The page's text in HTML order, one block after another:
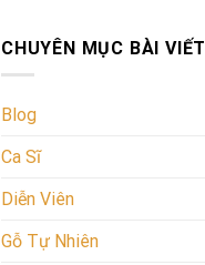
CHUYÊN MỤC BÀI VIẾT
Blog
Ca Sĩ
Diễn Viên
Gỗ Tự Nhiên